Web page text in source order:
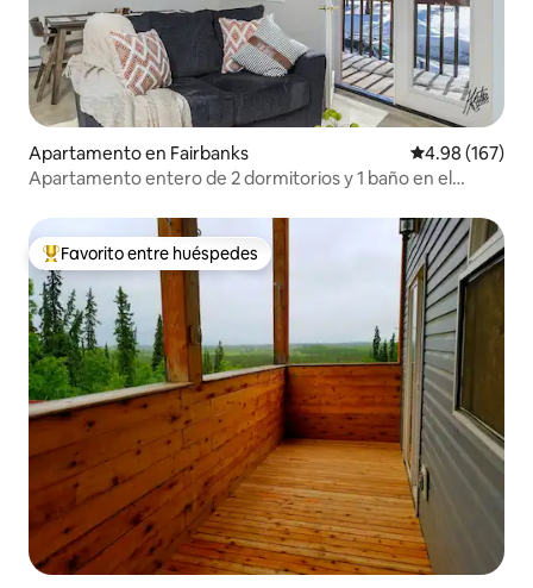
Apartamento en Fairbanks Calificación
4.98 (167)
Apartamento entero de 2 dormitorios y 1 baño en el
Favorito entre huéspedes preferido
Favorito entre huéspedes